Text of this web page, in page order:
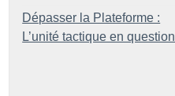
Dépasser la Plateforme :
L’unité tactique en question